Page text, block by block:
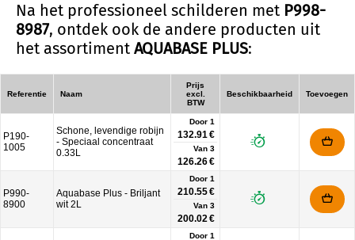
Na het professioneel schilderen met P998-
8987, ontdek ook de andere producten uit
het assortiment AQUABASE PLUS:
Referentie Naam
Prijs
excl.
BTW
Beschikbaarheid Toevoegen
P190-
1005
Schone, levendige robijn
- Speciaal concentraat
0.33L
Door 1
132.91 €
Van 3
126.26 €
P990-
8900
Aquabase Plus - Briljant
wit 2L
Door 1
210.55 €
Van 3
200.02 €
Door 1